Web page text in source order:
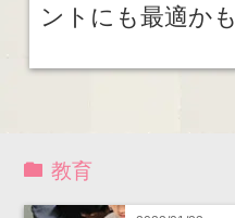
ントにも最適かも
教育